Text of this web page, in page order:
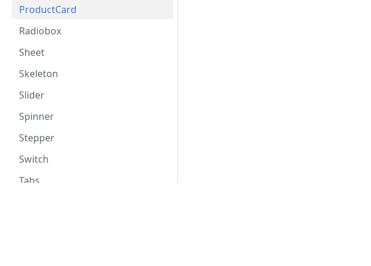
ProductCard
Radiobox
Sheet
Skeleton
Slider
Spinner
Stepper
Switch
Tabs